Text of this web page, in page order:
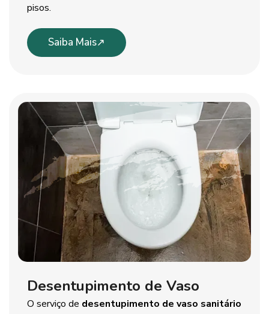
pisos.
Saiba Mais
Desentupimento de Vaso
O serviço de desentupimento de vaso sanitário